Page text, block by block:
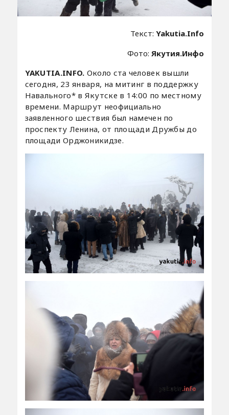
Текст:Yakutia.Info
Фото: Якутия.Инфо
YAKUTIA.INFO. Около ста человек вышли
сегодня, 23 января, на митинг в поддержку
Навального* в Якутске в 14:00 по местному
времени. Маршрут неофициально
заявленного шествия был намечен по
проспекту Ленина, от площади Дружбы до
площади Орджоникидзе.